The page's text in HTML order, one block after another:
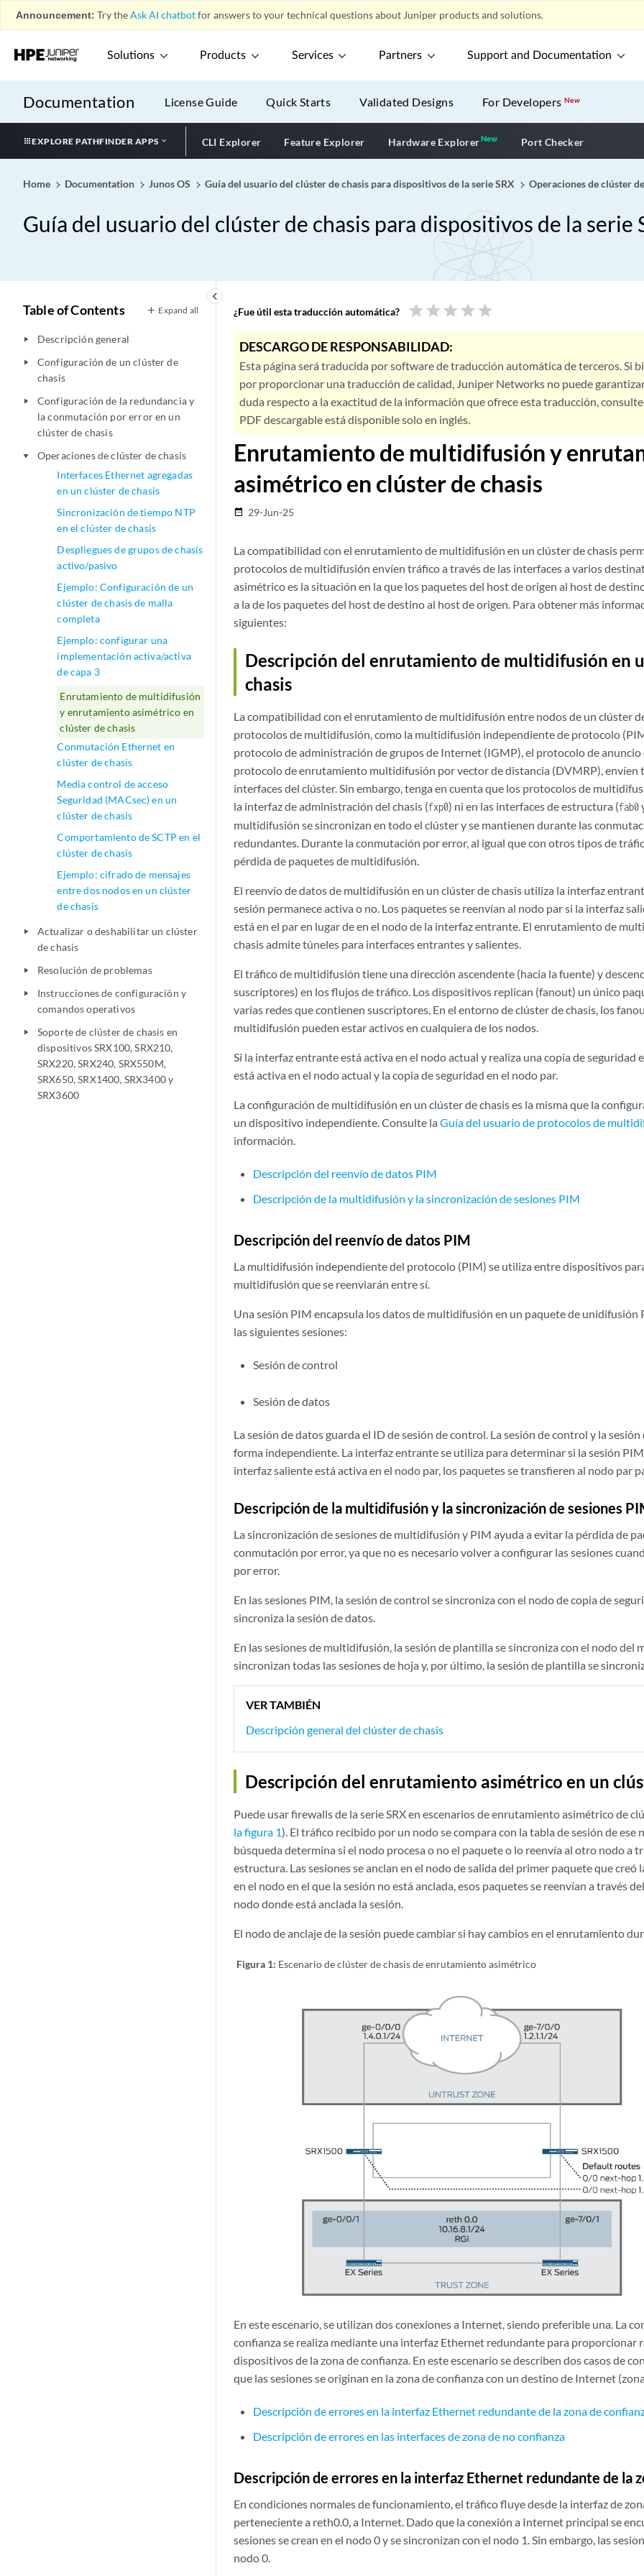
Announcement: Try theAsk AI chatbotfor answers to your technical questions about Juniper products and solutions.
Solutions Products Services Partners Support and Documentation
Documentation License Guide Quick Starts Validated Designs For DevelopersNew
EXPLORE PATHFINDER APPS CLI Explorer Feature Explorer Hardware ExplorerNewNew application
Port Checker
Home Documentation Junos OS Guía del usuario del clúster de chasis para dispositivos de la serie SRX Operaciones de clúster
Guía del usuario del clúster de chasis para dispositivos de la serie
keyboard_arrow_left
Table of Contents Expand all
play_arrow Descripción general
play_arrow
Configuración de un clúster de
chasis
play_arrow
Configuración de la redundancia y
la conmutación por error en un
clúster de chasis
play_arrow
Operaciones de clúster de chasis
Interfaces Ethernet agregadas
en un clúster de chasis
Sincronización de tiempo NTP
en el clúster de chasis
Despliegues de grupos de chasis
activo/pasivo
Ejemplo: Configuración de un
clúster de chasis de malla
completa
Ejemplo: configurar una
implementación activa/activa
de capa 3
Enrutamiento de multidifusión
y enrutamiento asimétrico en
clúster de chasis
Conmutación Ethernet en
clúster de chasis
Media control de acceso
Seguridad (MACsec) en un
clúster de chasis
Comportamiento de SCTP en el
clúster de chasis
Ejemplo: cifrado de mensajes
entre dos nodos en un clúster
de chasis
play_arrow
Actualizar o deshabilitar un clúster
de chasis
play_arrow Resolución de problemas
play_arrow
Instrucciones de configuración y
comandos operativos
play_arrow
Soporte de clúster de chasis en
dispositivos SRX100, SRX210,
SRX220, SRX240, SRX550M,
SRX650, SRX1400, SRX3400 y
SRX3600
¿Fue útil esta traducción automática? star star star star star
DESCARGO DE RESPONSABILIDAD:
Esta página será traducida por software de traducción automática de terceros. Si
por proporcionar una traducción de calidad, Juniper Networks no puede
duda respecto a la exactitud de la información que ofrece esta traducción,
PDF descargable está disponible solo en inglés.
Enrutamiento de multidifusión y
asimétrico en clúster de chasis
date_range 29-Jun-25
La compatibilidad con el enrutamiento de multidifusión en un clúster de chasis
protocolos de multidifusión envíen tráfico a través de las interfaces a varios
asimétrico es la situación en la que los paquetes del host de origen al host de
a la de los paquetes del host de destino al host de origen. Para obtener más
siguientes:
Descripción del enrutamiento de multidifusión en
chasis
La compatibilidad con el enrutamiento de multidifusión entre nodos de un clúster
protocolos de multidifusión, como la multidifusión independiente de protocolo
protocolo de administración de grupos de Internet (IGMP), el protocolo de anuncio
protocolo de enrutamiento multidifusión por vector de distancia (DVMRP), envíen
interfaces del clúster. Sin embargo, tenga en cuenta que los protocolos de
la interfaz de administración del chasis (fxp0) ni en las interfaces de estructura (fab0
multidifusión se sincronizan en todo el clúster y se mantienen durante las
redundantes. Durante la conmutación por error, al igual que con otros tipos de
pérdida de paquetes de multidifusión.
El reenvío de datos de multidifusión en un clúster de chasis utiliza la interfaz
sesión permanece activa o no. Los paquetes se reenvían al nodo par si la interfaz
está en el par en lugar de en el nodo de la interfaz entrante. El enrutamiento de
chasis admite túneles para interfaces entrantes y salientes.
El tráfico de multidifusión tiene una dirección ascendente (hacia la fuente) y
suscriptores) en los flujos de tráfico. Los dispositivos replican (fanout) un único
varias redes que contienen suscriptores. En el entorno de clúster de chasis, los
multidifusión pueden estar activos en cualquiera de los nodos.
Si la interfaz entrante está activa en el nodo actual y realiza una copia de seguridad
está activa en el nodo actual y la copia de seguridad en el nodo par.
La configuración de multidifusión en un clúster de chasis es la misma que la
un dispositivo independiente. Consulte la Guía del usuario de protocolos de
información.
Descripción del reenvío de datos PIM
Descripción de la multidifusión y la sincronización de sesiones PIM
Descripción del reenvío de datos PIM
La multidifusión independiente del protocolo (PIM) se utiliza entre dispositivos
multidifusión que se reenviarán entre sí.
Una sesión PIM encapsula los datos de multidifusión en un paquete de unidifusión
las siguientes sesiones:
Sesión de control
Sesión de datos
La sesión de datos guarda el ID de sesión de control. La sesión de control y la
forma independiente. La interfaz entrante se utiliza para determinar si la sesión PIM
interfaz saliente está activa en el nodo par, los paquetes se transfieren al nodo par
Descripción de la multidifusión y la sincronización de sesiones
La sincronización de sesiones de multidifusión y PIM ayuda a evitar la pérdida de
conmutación por error, ya que no es necesario volver a configurar las sesiones
por error.
En las sesiones PIM, la sesión de control se sincroniza con el nodo de copia de
sincroniza la sesión de datos.
En las sesiones de multidifusión, la sesión de plantilla se sincroniza con el nodo del
sincronizan todas las sesiones de hoja y, por último, la sesión de plantilla se
VER TAMBIÉN
Descripción general del clúster de chasis
Descripción del enrutamiento asimétrico en un
Puede usar firewalls de la serie SRX en escenarios de enrutamiento asimétrico de
la figura 1). El tráfico recibido por un nodo se compara con la tabla de sesión de ese
búsqueda determina si el nodo procesa o no el paquete o lo reenvía al otro nodo a
estructura. Las sesiones se anclan en el nodo de salida del primer paquete que creó
en el nodo en el que la sesión no está anclada, esos paquetes se reenvían a través
nodo donde está anclada la sesión.
El nodo de anclaje de la sesión puede cambiar si hay cambios en el enrutamiento
Figura 1: Escenario de clúster de chasis de enrutamiento asimétrico
En este escenario, se utilizan dos conexiones a Internet, siendo preferible una. La
confianza se realiza mediante una interfaz Ethernet redundante para proporcionar
dispositivos de la zona de confianza. En este escenario se describen dos casos de
que las sesiones se originan en la zona de confianza con un destino de Internet
Descripción de errores en la interfaz Ethernet redundante de la zona de
Descripción de errores en las interfaces de zona de no confianza
Descripción de errores en la interfaz Ethernet redundante de la
En condiciones normales de funcionamiento, el tráfico fluye desde la interfaz de
perteneciente a reth0.0, a Internet. Dado que la conexión a Internet principal se
sesiones se crean en el nodo 0 y se sincronizan con el nodo 1. Sin embargo, las
nodo 0.